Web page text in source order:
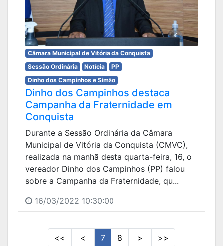
Câmara Municipal de Vitória da Conquista
Sessão Ordinária
Notícia
PP
Dinho dos Campinhos e Simão
Dinho dos Campinhos destaca
Campanha da Fraternidade em
Conquista
Durante a Sessão Ordinária da Câmara
Municipal de Vitória da Conquista (CMVC),
realizada na manhã desta quarta-feira, 16, o
vereador Dinho dos Campinhos (PP) falou
sobre a Campanha da Fraternidade, qu...
16/03/2022 10:30:00
<< < 7 8 > >>